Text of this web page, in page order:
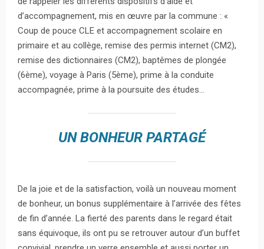
d’accompagnement, mis en œuvre par la commune : «
Coup de pouce CLE et accompagnement scolaire en
primaire et au collège, remise des permis internet (CM2),
remise des dictionnaires (CM2), baptêmes de plongée
(6ème), voyage à Paris (5ème), prime à la conduite
accompagnée, prime à la poursuite des études…
UN BONHEUR PARTAGÉ
De la joie et de la satisfaction, voilà un nouveau moment
de bonheur, un bonus supplémentaire à l’arrivée des fêtes
de fin d’année. La fierté des parents dans le regard était
sans équivoque, ils ont pu se retrouver autour d’un buffet